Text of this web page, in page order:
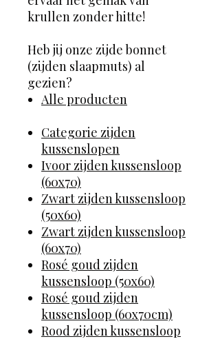
krullen zonder hitte!
Heb jij onze zijde bonnet
(zijden slaapmuts) al
gezien?
Alle producten
Categorie zijden
kussenslopen
Ivoor zijden kussensloop
(60x70)
Zwart zijden kussensloop
(50x60)
Zwart zijden kussensloop
(60x70)
Rosé goud zijden
kussensloop (50x60)
Rosé goud zijden
kussensloop (60x70cm)
Rood zijden kussensloop